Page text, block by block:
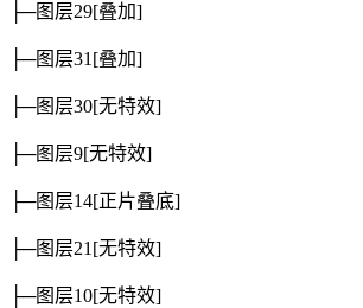
├─图层29[叠加]
├─图层31 [叠加]
├─图层30[无特效]
├─图层9[无特效]
├─图层14[正片叠底]
├─图层21 [无特效]
├─图层10[无特效]